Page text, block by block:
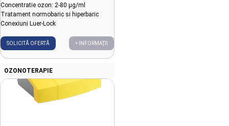
Concentratie ozon: 2-80 µg/ml
Tratament normobaric si hiperbaric
Conexiuni Luer-Lock
SOLICITĂ OFERTĂ + INFORMAȚII
OZONOTERAPIE